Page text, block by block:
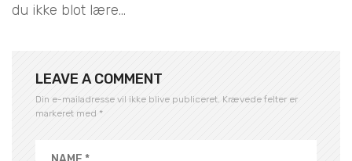
du ikke blot lære...
LEAVE A COMMENT
Din e-mailadresse vil ikke blive publiceret. Krævede felter er
markeret med *